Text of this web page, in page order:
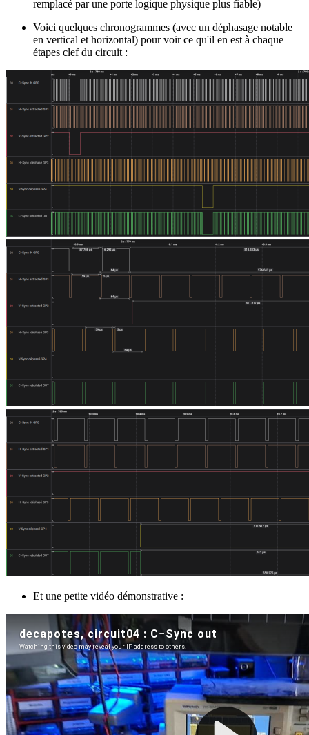
remplacé par une porte logique physique plus fiable)
Voici quelques chronogrammes (avec un déphasage notable
en vertical et horizontal) pour voir ce qu'il en est à chaque
étapes clef du circuit :
Et une petite vidéo démonstrative :